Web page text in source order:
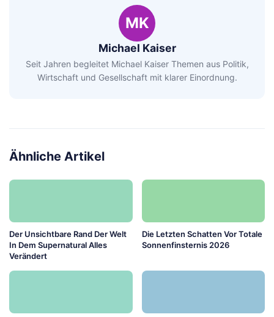
MK
Michael Kaiser
Seit Jahren begleitet Michael Kaiser Themen aus Politik,
Wirtschaft und Gesellschaft mit klarer Einordnung.
Ähnliche Artikel
Der Unsichtbare Rand Der Welt
In Dem Supernatural Alles
Verändert
Die Letzten Schatten Vor Totale
Sonnenfinsternis 2026